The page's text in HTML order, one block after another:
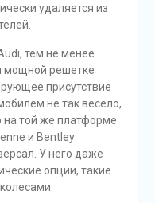
удаляется из
тем не менее
мощной решетке
присутствие
не так весело,
на той же платформе
и Bentley
У него даже
опции, такие